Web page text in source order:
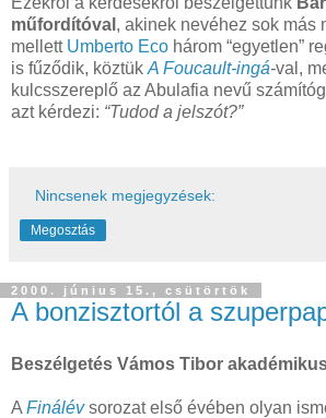
műfordítóval , akinek nevéhez sok más
mellett Umberto Eco három “egyetlen”
is fűződik, köztük A Foucault-ingá-val,
kulcsszereplő az Abulafia nevű
azt kérdezi: “Tudod a jelszót?”
Nincsenek megjegyzések:
Megosztás
2000. június 15., csütörtök
A bonzisztortól a
Beszélgetés Vámos Tibor
A Finálévsorozat első évében olyan